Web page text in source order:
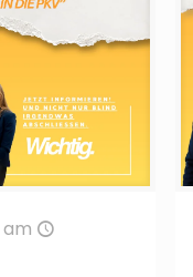
am